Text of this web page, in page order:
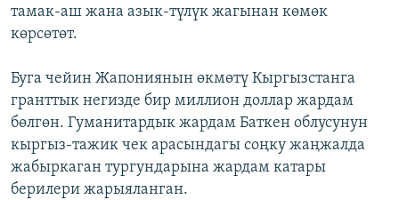
тамак-аш жана азык-түлүк жагынан көмөк
көрсөтөт.
Буга чейин Жапониянын өкмөтү Кыргызстанга
гранттык негизде бир миллион доллар жардам
бөлгөн. Гуманитардык жардам Баткен облусунун
кыргыз-тажик чек арасындагы соңку жаңжалда
жабыркаган тургундарына жардам катары
берилери жарыяланган.